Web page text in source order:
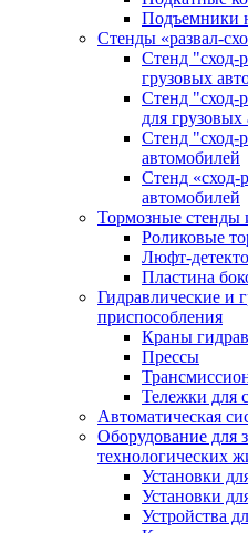
Подъемники
Стенды «развал-
Стенд "сход-
грузовых
Стенд "сход-
для
Стенд "сход-
автомобилей
Стенд «сход-
автомобилей
Тормозные стенды
Роликовые
Люфт-
Пластина
Гидравлические и
приспособления
Краны
Прессы
Тележки для
Автоматическая
Оборудование для
технологических
Установки
Установки
Устройства